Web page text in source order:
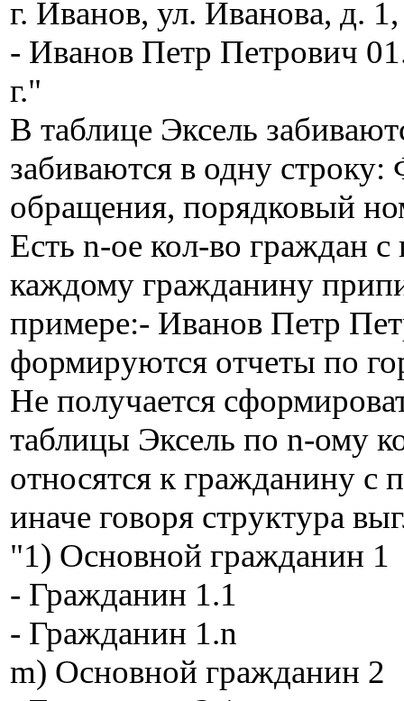
г. Иванов, ул. Иванова, д.
- Иванов Петр Петрович
г."
В таблице Эксель
забиваются в одну
обращения, порядковый
Есть n-ое кол-во граждан
каждому гражданину
примере:- Иванов Петр
формируются отчеты по
Не получается
таблицы Эксель по n-ому
относятся к гражданину с
иначе говоря структура
"1) Основной гражданин 1
- Гражданин 1.1
- Гражданин 1.n
m) Основной гражданин 2